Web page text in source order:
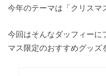
今年のテーマは「クリスマ
今回はそんなダッフィーに
マス限定のおすすめグッズ